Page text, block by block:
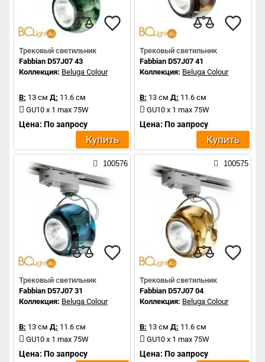
Трековый светильник
Fabbian D57J07 43
Коллекция: Beluga Colour
В: 13 см Д: 11.6 см
GU10 x 1 max 75W
Цена: По запросу
Купить
Трековый светильник
Fabbian D57J07 41
Коллекция: Beluga Colour
В: 13 см Д: 11.6 см
GU10 x 1 max 75W
Цена: По запросу
Купить
100576
Трековый светильник
Fabbian D57J07 31
Коллекция: Beluga Colour
В: 13 см Д: 11.6 см
GU10 x 1 max 75W
Цена: По запросу
100575
Трековый светильник
Fabbian D57J07 04
Коллекция: Beluga Colour
В: 13 см Д: 11.6 см
GU10 x 1 max 75W
Цена: По запросу